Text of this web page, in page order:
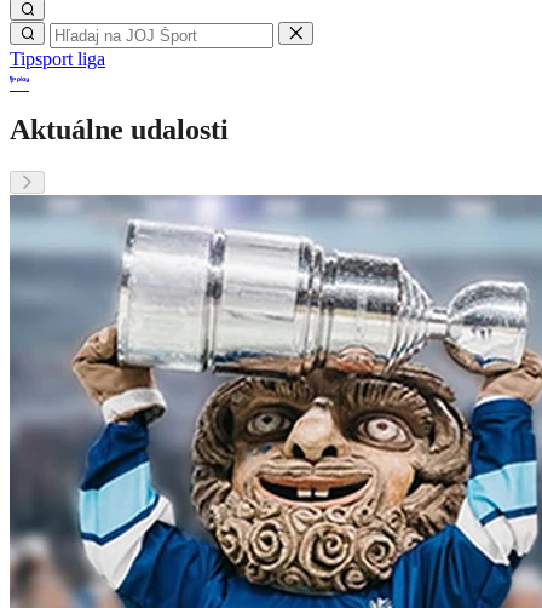
Tipsport liga
Aktuálne udalosti